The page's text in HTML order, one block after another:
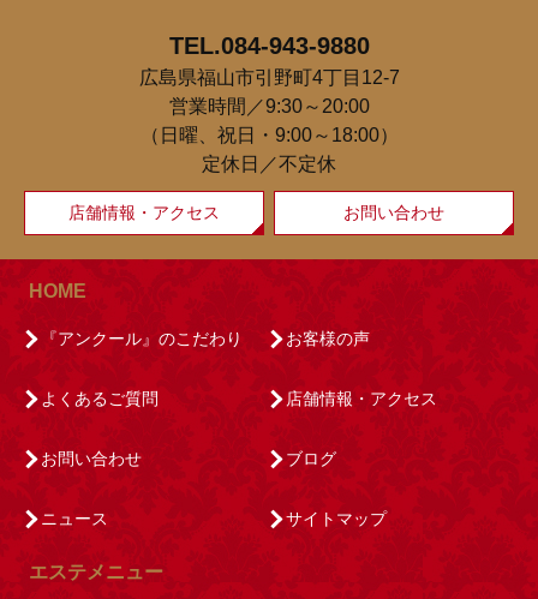
TEL.084-943-9880
広島県福山市引野町4丁目12-7
営業時間／9:30～20:00
（日曜、祝日・9:00～18:00）
定休日／不定休
店舗情報・アクセス お問い合わせ
HOME
『アンクール』のこだわり お客様の声
よくあるご質問 店舗情報・アクセス
お問い合わせ ブログ
ニュース サイトマップ
エステメニュー